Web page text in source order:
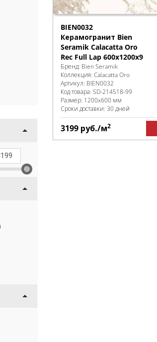
BIEN0032
Керамогранит Bien
Seramik Calacatta Oro
Rec Full Lap 600x1200x9
Бренд: Bien Seramik
Коллекция: Calacatta Oro
Артикул: BIEN0032
Код товара: SD-214518-99
Размер: 1200x600 мм
Сроки доставки: 30 дней
3199 руб./м2